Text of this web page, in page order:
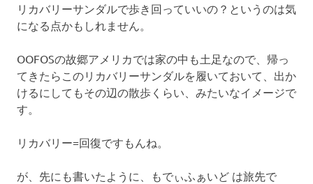
リカバリーサンダルで歩き回っていいの？というのは気
になる点かもしれません。
OOFOSの故郷アメリカでは家の中も土足なので、帰っ
てきたらこのリカバリーサンダルを履いておいて、出か
けるにしてもその辺の散歩くらい、みたいなイメージで
す。
リカバリー=回復ですもんね。
が、先にも書いたように、もでぃふぁいど は旅先で